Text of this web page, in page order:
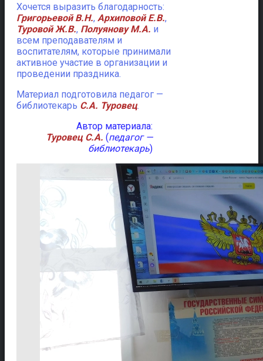
Хочется выразить благодарность:
Григорьевой В.Н., Архиповой Е.В.,
Туровой Ж.В., Полуянову М.А. и
всем преподавателям и
воспитателям, которые принимали
активное участие в организации и
проведении праздника.
Материал подготовила педагог —
библиотекарь С.А. Туровец.
Автор материала:
Туровец С.А. (педагог —
библиотекарь)